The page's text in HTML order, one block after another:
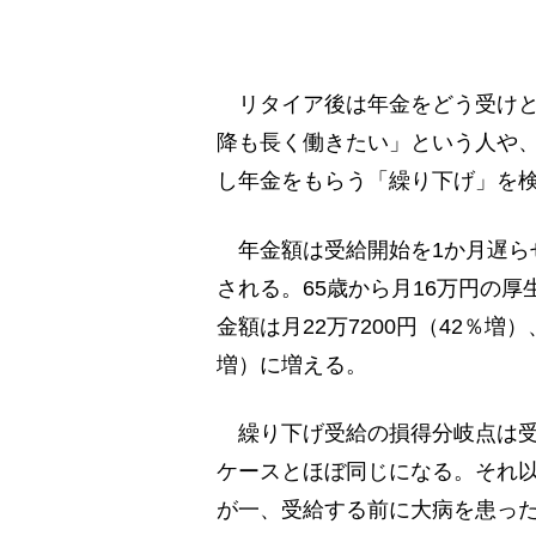
リタイア後は年金をどう受け
降も長く働きたい」という人や
し年金をもらう「繰り下げ」を
年金額は受給開始を1か月遅ら
される。65歳から月16万円の厚
金額は月22万7200円（42％増
増）に増える。
繰り下げ受給の損得分岐点は
ケースとほぼ同じになる。それ
が一、受給する前に大病を患っ